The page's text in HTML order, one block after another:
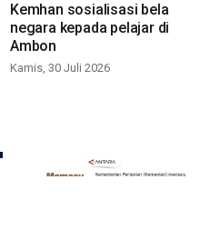
Kemhan sosialisasi bela
negara kepada pelajar di
Ambon
Kamis, 30 Juli 2026